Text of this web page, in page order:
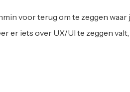
voor terug om te zeggen waar
er iets over UX/UI te zeggen